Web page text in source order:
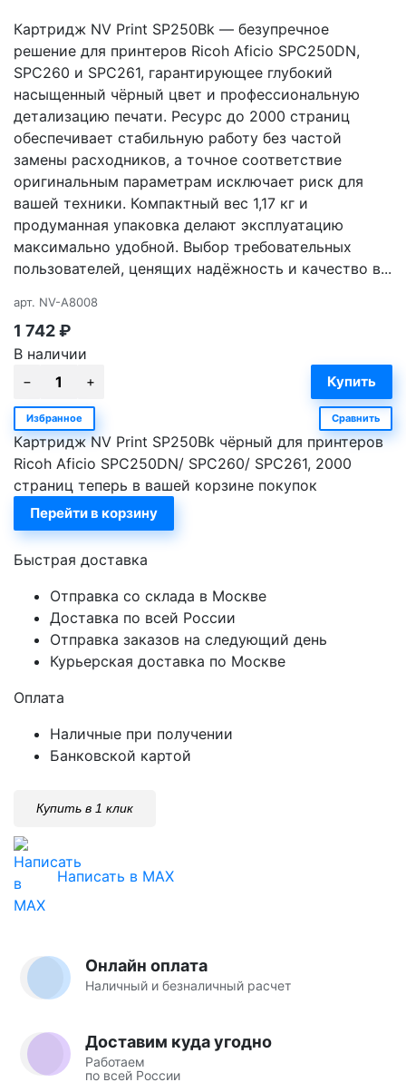
Картридж NV Print SP250Bk — безупречное
решение для принтеров Ricoh Aficio SPC250DN,
SPC260 и SPC261, гарантирующее глубокий
насыщенный чёрный цвет и профессиональную
детализацию печати. Ресурс до 2000 страниц
обеспечивает стабильную работу без частой
замены расходников, а точное соответствие
оригинальным параметрам исключает риск для
вашей техники. Компактный вес 1,17 кг и
продуманная упаковка делают эксплуатацию
максимально удобной. Выбор требовательных
пользователей, ценящих надёжность и качество в...
арт. NV-A8008
1 742₽
В наличии
Избранное Сравнить
Картридж NV Print SP250Bk чёрный для принтеров
Ricoh Aficio SPC250DN/ SPC260/ SPC261, 2000
страниц теперь в вашей корзине покупок
Перейти в корзину
Быстрая доставка
Отправка со склада в Москве
Доставка по всей России
Отправка заказов на следующий день
Курьерская доставка по Москве
Оплата
Наличные при получении
Банковской картой
Купить в 1 клик
Написать в MAX
Онлайн оплата
Наличный и безналичный расчет
Доставим куда угодно
Работаем
по всей России